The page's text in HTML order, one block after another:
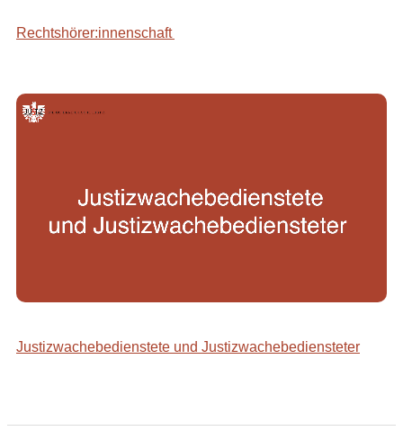
Rechtshörer:innenschaft
Justizwachebedienstete und Justizwachebediensteter